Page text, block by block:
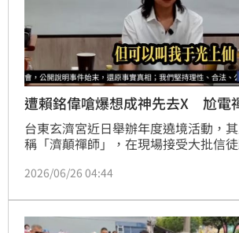
遭賴銘偉嗆爆想成神先去X 尬電
台東玄濟宮近日舉辦年度遶境活動，
稱「濟顛禪師」，在現場接受大批信
上曝光，隨即遭到輿論強烈譴責。對此
成神，首要條件就是先去死？」，引
禪師也回嗆了。蔡維歆
2026/06/26 04:44